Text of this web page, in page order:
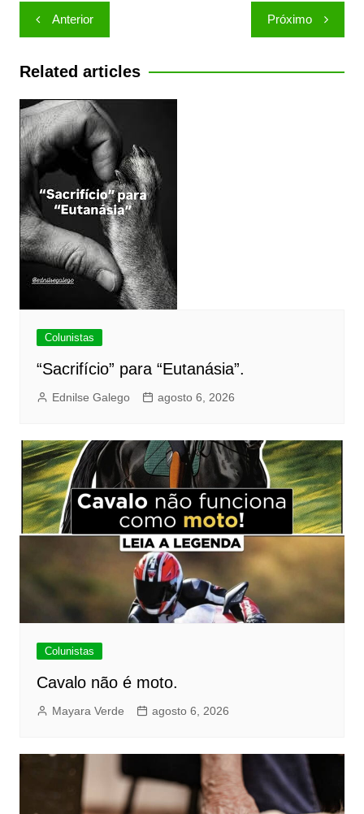
Navegação
de
Post
Anterior Próximo
Related articles
Colunistas
“Sacrifício” para “Eutanásia”.
Ednilse Galego agosto 6, 2026
Colunistas
Cavalo não é moto.
Mayara Verde agosto 6, 2026